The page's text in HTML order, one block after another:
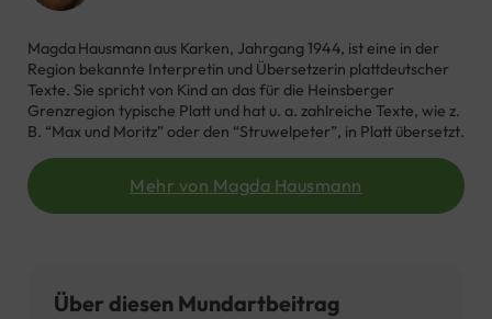
Magda Hausmann aus Karken, Jahrgang 1944, ist eine in der
Region bekannte Interpretin und Übersetzerin plattdeutscher
Texte. Sie spricht von Kind an das für die Heinsberger
Grenzregion typische Platt und hat u. a. zahlreiche Texte, wie z.
B. “Max und Moritz” oder den “Struwelpeter”, in Platt übersetzt.
Mehr von Magda Hausmann
Über diesen Mundartbeitrag